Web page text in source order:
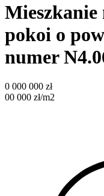
Mieszkanie
pokoi o
numer
0 000 000 zł
00 000 zł/m2